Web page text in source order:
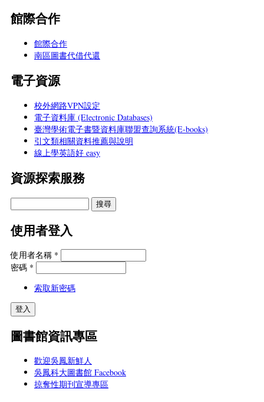
館際合作
館際合作
南區圖書代借代還
電子資源
校外網路VPN設定
電子資料庫 (Electronic Databases)
臺灣學術電子書暨資料庫聯盟查詢系統(E-books)
引文類相關資料推薦與說明
線上學英語好 easy
資源探索服務
使用者登入
使用者名稱 *
密碼 *
索取新密碼
圖書館資訊專區
歡迎吳鳳新鮮人
吳鳳科大圖書館 Facebook
掠奪性期刊宣導專區